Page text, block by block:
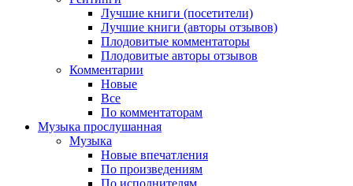
Лучшие книги (посетители)
Лучшие книги (авторы отзывов)
Плодовитые комментаторы
Плодовитые авторы отзывов
Комментарии
Новые
Все
По комментаторам
Музыка прослушанная
Музыка
Новые впечатления
По произведениям
По исполнителям